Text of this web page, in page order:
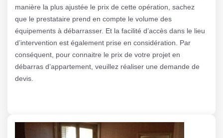
manière la plus ajustée le prix de cette opération, sachez
que le prestataire prend en compte le volume des
équipements à débarrasser. Et la facilité d’accès dans le lieu
d’intervention est également prise en considération. Par
conséquent, pour connaitre le prix de votre projet en
débarras d’appartement, veuillez réaliser une demande de
devis.